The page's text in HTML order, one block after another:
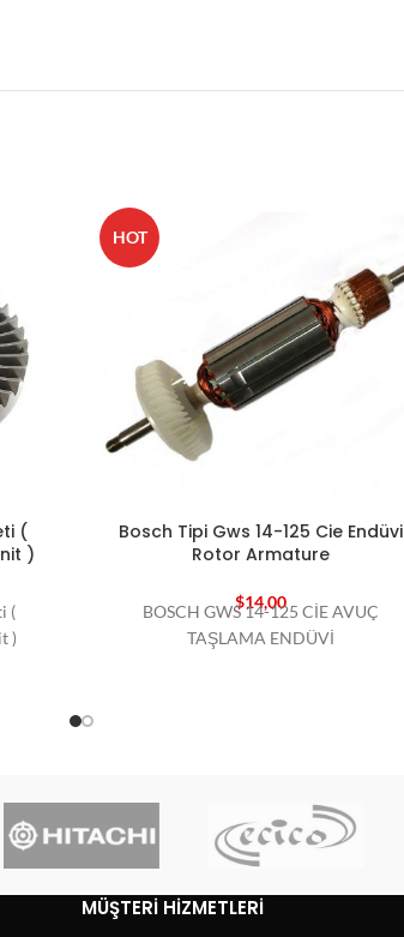
(
)
(
)
HOT
Bosch Tipi Gws 14-125 Cie Endüvi
Rotor Armature
$14,00
BOSCH GWS 14-125 CİE AVUÇ
TAŞLAMA ENDÜVİ
MÜŞTERI HIZMETLERI